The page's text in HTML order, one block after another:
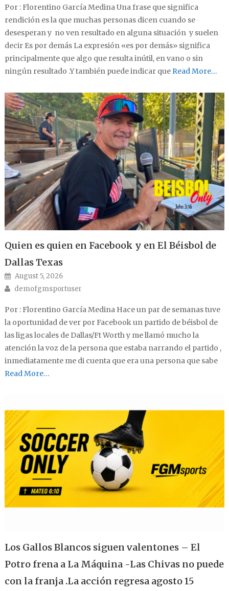
Por : Florentino García Medina Una frase que significa
rendición es la que muchas personas dicen cuando se
desesperan y no ven resultado en alguna situación y suelen
decir Es por demás La expresión «es por demás» significa
principalmente que algo que resulta inútil, en vano o sin
ningún resultado .Y también puede indicar queRead More…
Quien es quien en Facebook y en El Béisbol de
Dallas Texas
Posted on
August 5, 2026
Author
demofgmsportuser
Por : Florentino García Medina Hace un par de semanas tuve
la oportunidad de ver por Facebook un partido de béisbol de
las ligas locales de Dallas/Ft Worth y me llamó mucho la
atención la voz de la persona que estaba narrando el partido ,
inmediatamente me di cuenta que era una persona que sabe
Read More…
Los Gallos Blancos siguen valentones – El
Potro frena a La Máquina -Las Chivas no puede
con la franja .La acción regresa agosto 15